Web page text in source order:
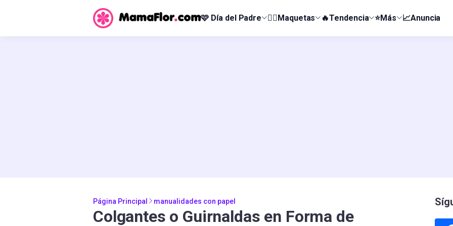
🩷 Día del Padre 👰‍♀️Maquetas 🔥Tendencia ⭐Más 📈Anuncia
Página Principal manualidades con papel
Colgantes o Guirnaldas en Forma de